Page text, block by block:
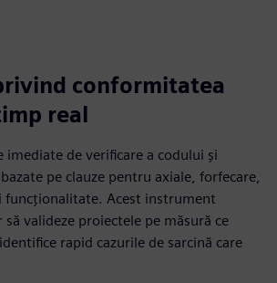
conformitatea
real
imediate de verificare a codului și
pe clauze pentru axiale, forfecare,
funcționalitate. Acest instrument
valideze proiectele pe măsură ce
rapid cazurile de sarcină care